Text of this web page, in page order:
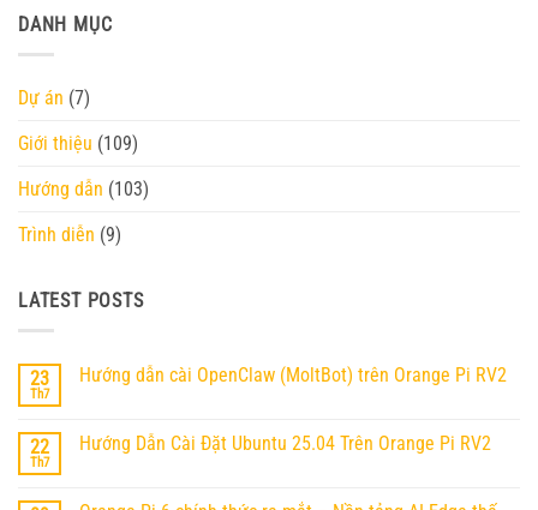
DANH MỤC
Dự án (7)
Giới thiệu (109)
Hướng dẫn (103)
Trình diễn (9)
LATEST POSTS
23
Th7
Hướng dẫn cài OpenClaw (MoltBot) trên Orange Pi RV2
luận
22
Th7
Hướng Dẫn Cài Đặt Ubuntu 25.04 Trên Orange Pi RV2